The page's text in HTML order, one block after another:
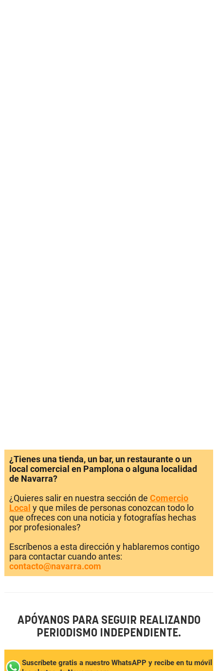
¿Tienes una tienda, un bar, un restaurante o un
local comercial en Pamplona o alguna localidad
de Navarra?
¿Quieres salir en nuestra sección de Comercio
Local y que miles de personas conozcan todo lo
que ofreces con una noticia y fotografías hechas
por profesionales?
Escríbenos a esta dirección y hablaremos contigo
para contactar cuando antes:
contacto@navarra.com
APÓYANOS PARA SEGUIR REALIZANDO
PERIODISMO INDEPENDIENTE.
Suscríbete gratis a nuestro WhatsAPP y recibe en tu móvil